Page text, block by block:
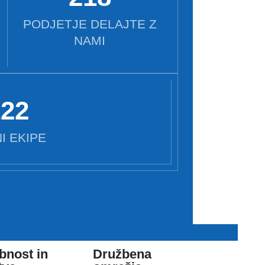
PODJETJE DELAJTE Z
NAMI
EKIPE
in
Družbena